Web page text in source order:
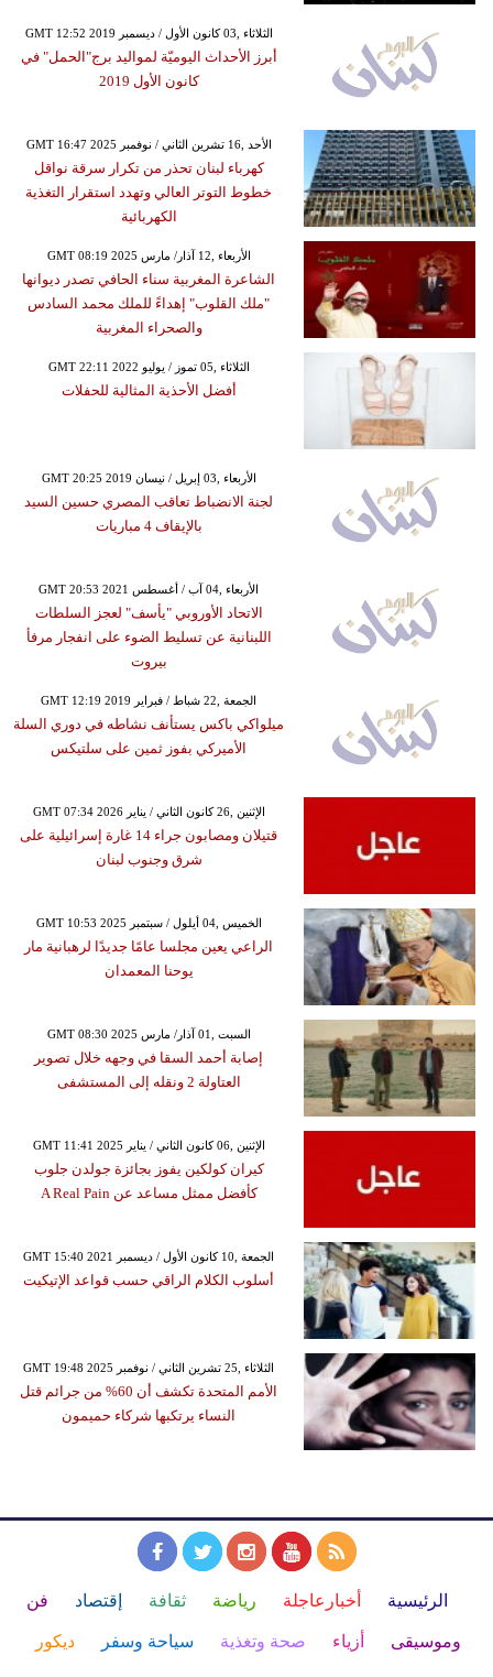
GMT 12:52 2019 الثلاثاء ,03 كانون الأول / ديسمبر
أبرز الأحداث اليوميّة لمواليد برج"الحمل" في
كانون الأول 2019
GMT 16:47 2025 الأحد ,16 تشرين الثاني / نوفمبر
كهرباء لبنان تحذر من تكرار سرقة نواقل
خطوط التوتر العالي وتهدد استقرار التغذية
الكهربائية
GMT 08:19 2025 الأربعاء ,12 آذار/ مارس
الشاعرة المغربية سناء الحافي تصدر ديوانها
"ملك القلوب" إهداءً للملك محمد السادس
والصحراء المغربية
GMT 22:11 2022 الثلاثاء ,05 تموز / يوليو
أفضل الأحذية المثالية للحفلات
GMT 20:25 2019 الأربعاء ,03 إبريل / نيسان
لجنة الانضباط تعاقب المصري حسين السيد
بالإيقاف 4 مباريات
GMT 20:53 2021 الأربعاء ,04 آب / أغسطس
الاتحاد الأوروبي "يأسف" لعجز السلطات
اللبنانية عن تسليط الضوء على انفجار مرفأ
بيروت
GMT 12:19 2019 الجمعة ,22 شباط / فبراير
ميلواكي باكس يستأنف نشاطه في دوري السلة
الأميركي بفوز ثمين على سلتيكس
GMT 07:34 2026 الإثنين ,26 كانون الثاني / يناير
قتيلان ومصابون جراء 14 غارة إسرائيلية على
شرق وجنوب لبنان
GMT 10:53 2025 الخميس ,04 أيلول / سبتمبر
الراعي يعين مجلسا عامًا جديدًا لرهبانية مار
يوحنا المعمدان
GMT 08:30 2025 السبت ,01 آذار/ مارس
إصابة أحمد السقا في وجهه خلال تصوير
العتاولة 2 ونقله إلى المستشفى
GMT 11:41 2025 الإثنين ,06 كانون الثاني / يناير
كيران كولكين يفوز بجائزة جولدن جلوب
كأفضل ممثل مساعد عن A Real Pain
GMT 15:40 2021 الجمعة ,10 كانون الأول / ديسمبر
أسلوب الكلام الراقي حسب قواعد الإتيكيت
GMT 19:48 2025 الثلاثاء ,25 تشرين الثاني / نوفمبر
الأمم المتحدة تكشف أن 60% من جرائم قتل
النساء يرتكبها شركاء حميمون
الرئيسية أخبارعاجلة رياضة ثقافة إقتصاد فن
وموسيقى أزياء صحة وتغذية سياحة وسفر ديكور